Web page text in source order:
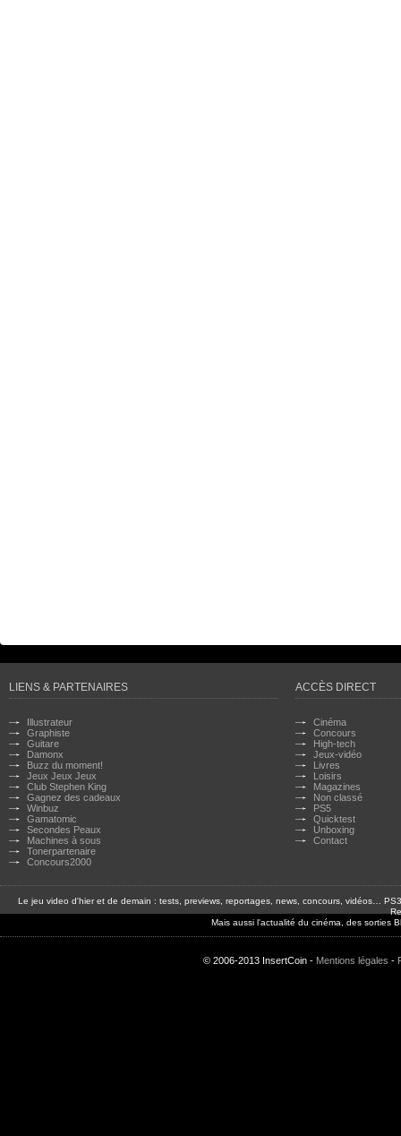
LIENS & PARTENAIRES
Illustrateur
Graphiste
Guitare
Damonx
Buzz du moment!
Jeux Jeux Jeux
Club Stephen King
Gagnez des cadeaux
Winbuz
Gamatomic
Secondes Peaux
Machines à sous
Tonerpartenaire
Concours2000
ACCÈS DIRECT
Cinéma
Concours
High-tech
Jeux-vidéo
Livres
Loisirs
Magazines
Non classé
PS5
Quicktest
Unboxing
Contact
Le jeu video d'hier et de demain : tests, previews, reportages, news, concours, vidéos…
Mais aussi l'actualité du cinéma, des sorties
© 2006-2013 InsertCoin - Mentions légales -